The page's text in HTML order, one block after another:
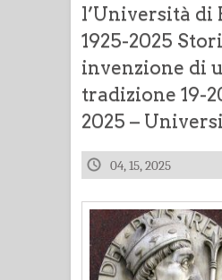
l’Università di
1925-2025
invenzione di
tradizione 19-
2025 –
04, 15, 2025